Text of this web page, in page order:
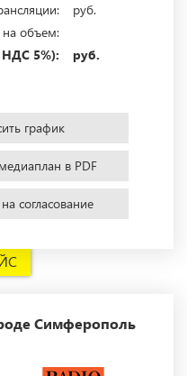
руб.
объем:
НДС 5%):
руб.
график
в PDF
согласование
Симферополь